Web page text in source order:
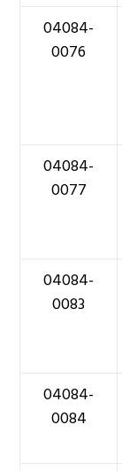
04084-
0076
04084-
0077
04084-
0083
04084-
0084